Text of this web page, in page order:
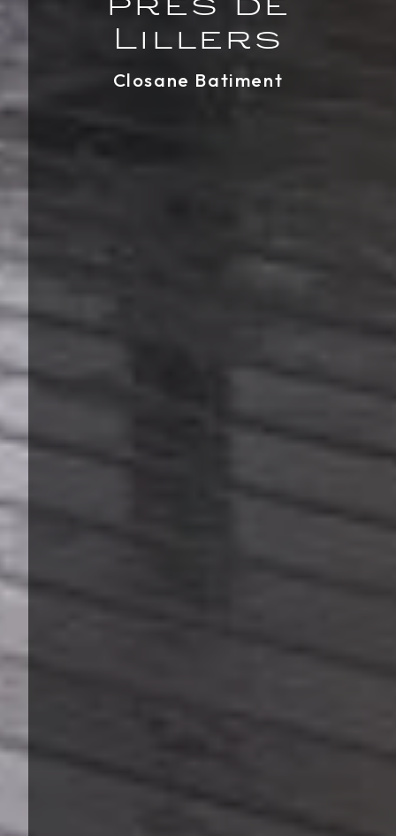
Lillers
Closane Batiment